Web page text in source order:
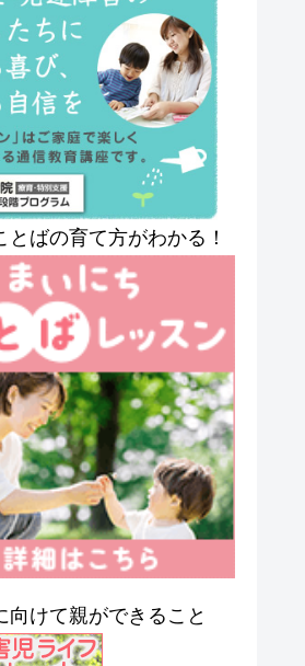
とばの育て方がわかる！
向けて親ができること